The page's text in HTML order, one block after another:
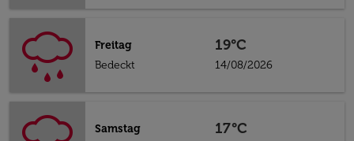
Freitag
Bedeckt
19°C
14/08/2026
Samstag
17°C